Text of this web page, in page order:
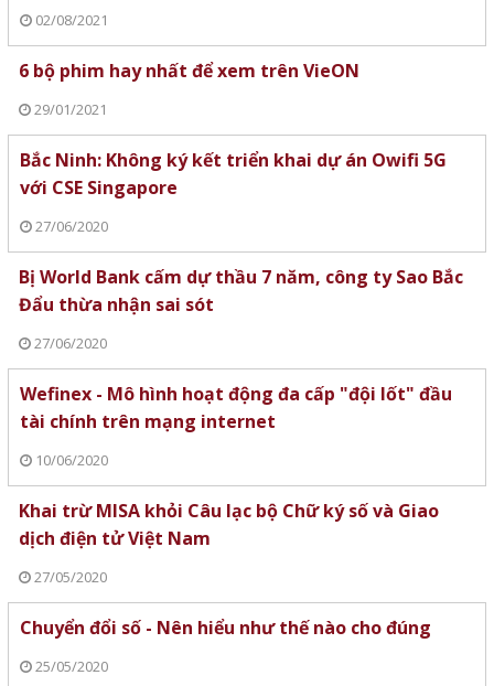
02/08/2021
6 bộ phim hay nhất để xem trên VieON
29/01/2021
Bắc Ninh: Không ký kết triển khai dự án Owifi 5G
với CSE Singapore
27/06/2020
Bị World Bank cấm dự thầu 7 năm, công ty Sao Bắc
Đẩu thừa nhận sai sót
27/06/2020
Wefinex - Mô hình hoạt động đa cấp "đội lốt" đầu
tài chính trên mạng internet
10/06/2020
Khai trừ MISA khỏi Câu lạc bộ Chữ ký số và Giao
dịch điện tử Việt Nam
27/05/2020
Chuyển đổi số - Nên hiểu như thế nào cho đúng
25/05/2020